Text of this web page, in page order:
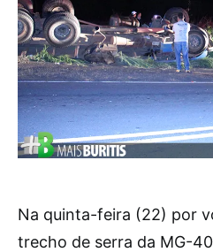
Na quinta-feira (22) por
trecho de serra da MG-